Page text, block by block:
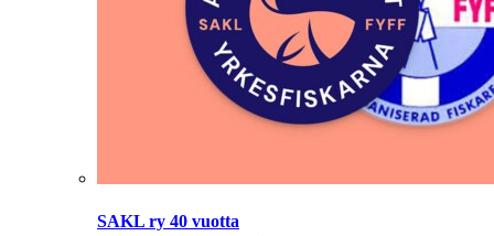
SAKL ry 40 vuotta